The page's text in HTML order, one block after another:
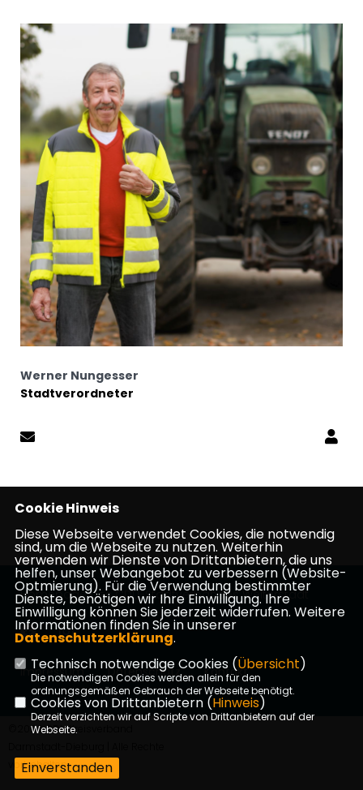
Werner Nungesser
Stadtverordneter
Homepage des CDU-Stadtverbandes Weiterstadt
Impressum Datenschutz Kontakt
©2026 CDU Kreisverband
vorbehalten.
Cookie Hinweis
Diese Webseite verwendet Cookies, die notwendig
sind, um die Webseite zu nutzen. Weiterhin
verwenden wir Dienste von Drittanbietern, die uns
helfen, unser Webangebot zu verbessern (Website-
Optmierung). Für die Verwendung bestimmter
Dienste, benötigen wir Ihre Einwilligung. Ihre
Einwilligung können Sie jederzeit widerrufen. Weitere
Informationen finden Sie in unserer
Datenschutzerklärung.
Technisch notwendige Cookies (Übersicht)
Die notwendigen Cookies werden allein für den
ordnungsgemäßen Gebrauch der Webseite benötigt.
Cookies von Drittanbietern (Hinweis)
Derzeit verzichten wir auf Scripte von Drittanbietern auf der
Webseite.
Einverstanden